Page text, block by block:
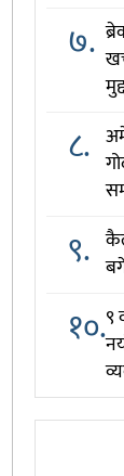
७.
८.
९.
१०.९